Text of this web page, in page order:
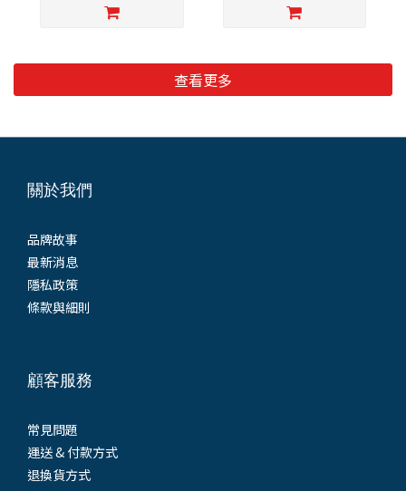
查看更多
關於我們
品牌故事
最新消息
隱私政策
條款與細則
顧客服務
常見問題
運送 & 付款方式
退換貨方式